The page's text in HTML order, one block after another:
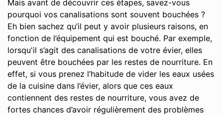
Mais avant de découvrir ces étapes, savez-vous
pourquoi vos canalisations sont souvent bouchées ?
Eh bien sachez qu’il peut y avoir plusieurs raisons, en
fonction de l’équipement qui est bouché. Par exemple,
lorsqu'il s’agit des canalisations de votre évier, elles
peuvent être bouchées par les restes de nourriture. En
effet, si vous prenez l’habitude de vider les eaux usées
de la cuisine dans l’évier, alors que ces eaux
contiennent des restes de nourriture, vous avez de
fortes chances d’avoir régulièrement des problèmes